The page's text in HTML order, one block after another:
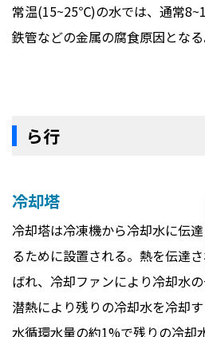
常温(15~25℃)の水では、通常
鉄管などの金属の腐食原因となる
ら行
冷却塔
冷却塔は冷凍機から冷却水に伝
るために設置される。熱を伝達
ばれ、冷却ファンにより冷却水
潜熱により残りの冷却水を冷却
水循環水量の約1%で残りの冷